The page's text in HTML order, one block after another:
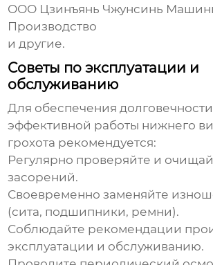
ООО Цзинъянь Чжунсинь
Производство
и другие.
Советы по эксплуатации и
обслуживанию
Для обеспечения
эффективной работы нижнего
грохота рекомендуется:
Регулярно проверяйте и
засорений.
Своевременно заменяйте
(сита, подшипники, ремни).
Соблюдайте рекомендации
эксплуатации и обслуживанию.